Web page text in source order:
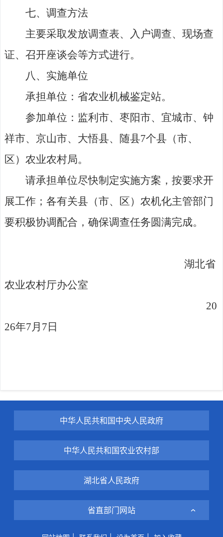
七、调查方法
主要采取发放调查表、入户调查、现场查
证、召开座谈会等方式进行。
八、实施单位
承担单位：省农业机械鉴定站。
参加单位：监利市、枣阳市、宜城市、钟
祥市、京山市、大悟县、随县7个县（市、
区）农业农村局。
请承担单位尽快制定实施方案，按要求开
展工作；各有关县（市、区）农机化主管部门
要积极协调配合，确保调查任务圆满完成。
湖北省
农业农村厅办公室
20
26年7月7日
中华人民共和国中央人民政府
中华人民共和国农业农村部
湖北省人民政府
省直部门网站